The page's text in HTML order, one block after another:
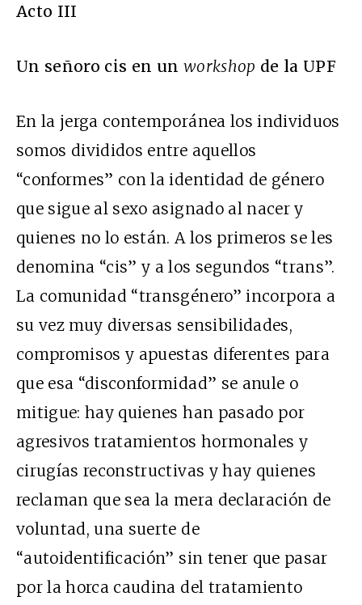
Acto III
Un señoro cis en un workshop de la UPF
En la jerga contemporánea los individuos
somos divididos entre aquellos
“conformes” con la identidad de género
que sigue al sexo asignado al nacer y
quienes no lo están. A los primeros se les
denomina “cis” y a los segundos “trans”.
La comunidad “transgénero” incorpora a
su vez muy diversas sensibilidades,
compromisos y apuestas diferentes para
que esa “disconformidad” se anule o
mitigue: hay quienes han pasado por
agresivos tratamientos hormonales y
cirugías reconstructivas y hay quienes
reclaman que sea la mera declaración de
voluntad, una suerte de
“autoidentificación” sin tener que pasar
por la horca caudina del tratamiento